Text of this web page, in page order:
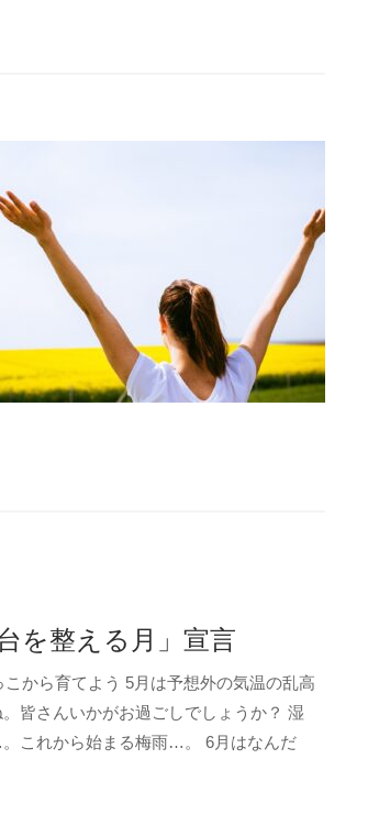
を整える月」宣言
から育てよう 5月は予想外の気温の乱高
皆さんいかがお過ごしでしょうか？ 湿
これから始まる梅雨…。 6月はなんだ